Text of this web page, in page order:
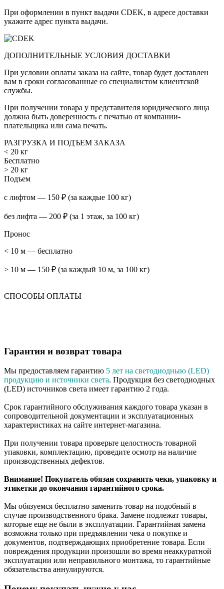
При оформлении в пункт выдачи CDEK, в адресе доставки
укажите адрес пункта выдачи.
ДОПОЛНИТЕЛЬНЫЕ УСЛОВИЯ ДОСТАВКИ
При условии оплаты заказа на сайте, товар будет доставлен
вам в сроки согласованные со специалистом клиентской
службы.
При получении товара у представителя юридического лица
должна быть доверенность с печатью от компании-
плательщика или сама печать.
РАЗГРУЗКА И ПОДЪЕМ ЗАКАЗА
< 20 кг
Бесплатно
> 20 кг
Подъем
с лифтом — 150 ₽ (за каждые 100 кг)
без лифта — 200 ₽ (за 1 этаж, за 100 кг)
Пронос
< 10 м — бесплатно
> 10 м — 150 ₽ (за каждый 10 м, за 100 кг)
СПОСОБЫ ОПЛАТЫ
Гарантия и возврат товара
Мы предоставляем гарантию 5 лет на светодиодныю (LED)
продукцию и источники света. Продукция без светодиодных
(LED) источников света имеет гарантию 2 года.
Срок гарантийного обслуживания каждого товара указан в
сопроводительной документации и эксплуатационных
характеристиках на сайте интернет-магазина.
При получении товара проверьте целостность товарной
упаковки, комплектацию, проведите осмотр на наличие
производственных дефектов.
Внимание! Покупатель обязан сохранять чеки, упаковку и
этикетки до окончания гарантийного срока.
Мы обязуемся бесплатно заменить товар на подобный в
случае производственного брака. Замене подлежат товары,
которые еще не были в эксплуатации. Гарантийная замена
возможна только при предъявлении чека о покупке и
документов, подтверждающих приобретение товара. Если
повреждения продукции произошли во время неаккуратной
эксплуатации или неправильного монтажа, то гарантийные
обязательства аннулируются.